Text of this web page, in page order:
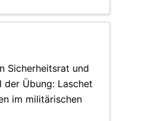
Sicherheitsrat und
Übung: Laschet
im militärischen